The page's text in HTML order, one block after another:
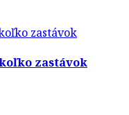
zastávok